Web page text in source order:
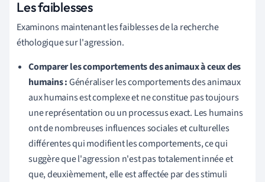
Les faiblesses
Examinons maintenant les faiblesses de la recherche
éthologique sur l'agression.
Comparer les comportements des animaux à ceux des
humains :Généraliser les comportements des animaux
aux humains est complexe et ne constitue pas toujours
une représentation ou un processus exact. Les humains
ont de nombreuses influences sociales et culturelles
différentes qui modifient les comportements, ce qui
suggère que l'agression n'est pas totalement innée et
que, deuxièmement, elle est affectée par des stimuli